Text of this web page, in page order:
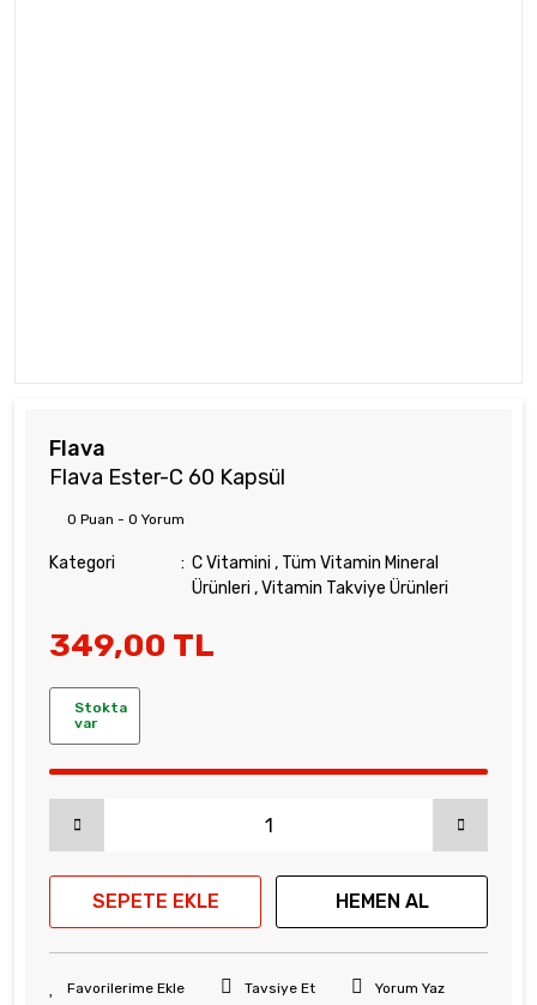
Flava
Flava Ester-C 60 Kapsül
0 Puan - 0 Yorum
Kategori C Vitamini , Tüm Vitamin Mineral
Ürünleri ,Vitamin Takviye Ürünleri
349,00 TL
Stokta
var
SEPETE EKLE HEMEN AL
Tavsiye Et
Yorum Yaz